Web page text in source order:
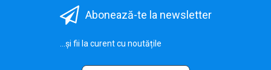
Abonează-te la newsletter
...și fii la curent cu noutățile